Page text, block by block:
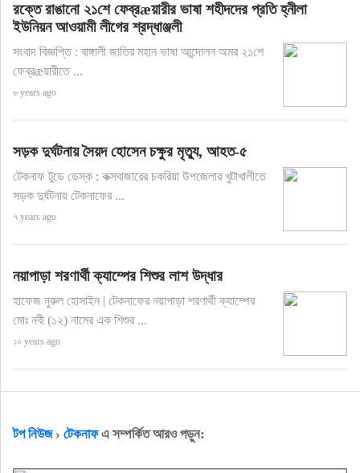
রক্তে রাঙানো ২১শে ফেব্রæয়ারীর ভাষা শহীদদের প্রতি হ্নীলা
ইউনিয়ন আওয়ামী লীগের শ্রদ্ধাঞ্জলী
সংবাদ বিজ্ঞপ্তি : বাঙ্গালী জাতির মহান ভাষা আন্দোলন অমর ২১শে
ফেব্রæয়ারীতে ...
৬ years ago
সড়ক দুর্ঘটনায় সৈয়দ হোসেন চক্ষুর মৃত্যু, আহত-৫
টেকনাফ টুডে ডেস্ক : কক্সবাজারের চকরিয়া উপজেলার খুটাখালীতে
সড়ক দুর্ঘটনায় টেকনাফের ...
৭ years ago
নয়াপাড়া শরণার্থী ক্যাম্পের শিশুর লাশ উদ্ধার
হাফেজ নুরুল হোসাইন | টেকনাফের নয়াপাড়া শরণার্থী ক্যাম্পের
মোঃ নবী (১২) নামের এক শিশুর ...
১০ years ago
টপ নিউজ› টেকনাফএ সম্পর্কিত আরও পড়ুন: